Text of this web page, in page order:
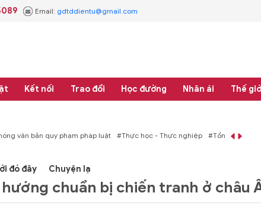
Email: gdtddientu@gmail.com
Kết nối Trao đổi Học đường Nhân ái Thế
luật #Thực học - Thực nghiệp #Tổng rà soát hệ thống văn bản quy phạm
đó đây Chuyện lạ
chuẩn bị chiến tranh ở châu